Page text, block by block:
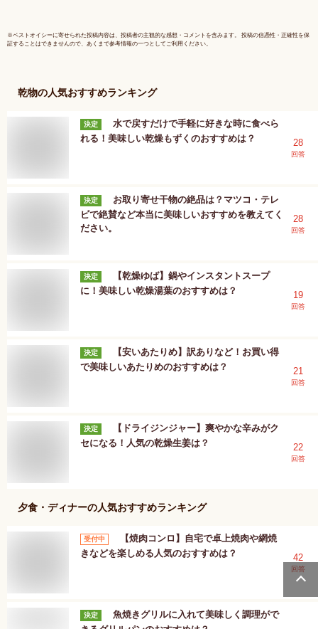
※ベストオイシーに寄せられた投稿内容は、投稿者の主観的な感想・コメントを含みます。 投稿の信憑性・正確性を保
証することはできませんので、あくまで参考情報の一つとしてご利用ください。
乾物の人気おすすめランキング
決定
水で戻すだけで手軽に好きな時に食べら
れる！美味しい乾燥もずくのおすすめは？
28
回答
決定
お取り寄せ干物の絶品は？マツコ・テレ
ビで絶賛など本当に美味しいおすすめを教えてく
ださい。
28
回答
決定
【乾燥ゆば】鍋やインスタントスープ
に！美味しい乾燥湯葉のおすすめは？
19
回答
決定
【安いあたりめ】訳ありなど！お買い得
で美味しいあたりめのおすすめは？
21
回答
決定
【ドライジンジャー】爽やかな辛みがク
セになる！人気の乾燥生姜は？
22
回答
夕食・ディナーの人気おすすめランキング
受付中
【焼肉コンロ】自宅で卓上焼肉や網焼
きなどを楽しめる人気のおすすめは？
42
回答
決定
魚焼きグリルに入れて美味しく調理がで